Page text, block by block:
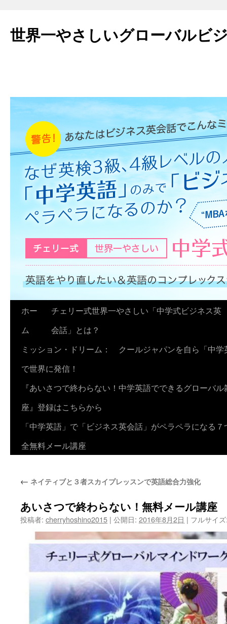
世界一やさしいグローバルビ
キ
プ
ホー
ム
チェリー式世界一やさしい「中学式ビジネス英
会話」とは？
ミッション・ドリーム： クールジャパンを自ら「中学
で世界に発信！
『あいさつで終わらない！中学英語でできるグローバ
座』登録はこちらから
「中学英語」で「ビジネス英会話」がペラペラになる
全無料メール講座
← ネイティブと３者スカイプレッスンで英語総合力強化
あいさつで終わらない！無料メール講座
投稿者: cherryhoshino2015 | 公開日: 2016年8月2日 | フルサイ